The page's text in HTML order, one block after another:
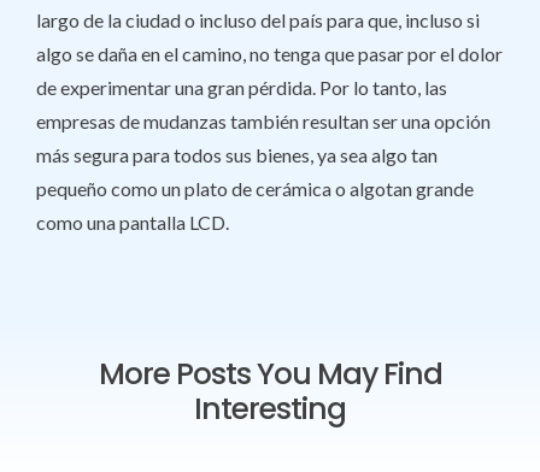
largo de la ciudad o incluso del país para que, incluso si
algo se daña en el camino, no tenga que pasar por el dolor
de experimentar una gran pérdida. Por lo tanto, las
empresas de mudanzas también resultan ser una opción
más segura para todos sus bienes, ya sea algo tan
pequeño como un plato de cerámica o algotan grande
como una pantalla LCD.
More Posts You May Find
Interesting